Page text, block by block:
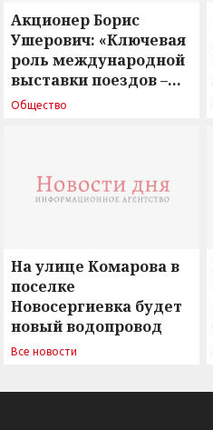
Акционер Борис
Ушерович: «Ключевая
роль международной
выставки поездов –
поиск ответов на
Общество
На улице Комарова в
поселке
Новосергиевка будет
новый водопровод
Все новости